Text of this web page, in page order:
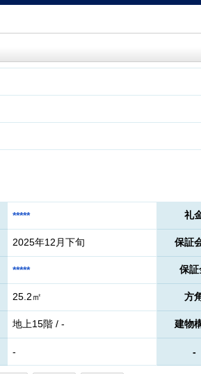
***** 礼
2025年12月下旬 保証
***** 保証
25.2㎡ 方
地上15階 / - 建物
- -